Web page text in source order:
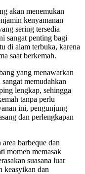
akan menemukan
kenyamanan
sering tersedia
sangat penting bagi
di alam terbuka, karena
saat berkemah.
yang menawarkan
memudahkan
lengkap, sehingga
tanpa perlu
ini, pengunjung
dan perlengkapan
barbeque dan
momen memasak
suasana luar
keasyikan dan